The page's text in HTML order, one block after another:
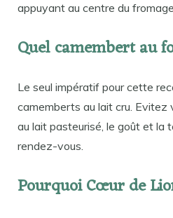
appuyant au centre du
Quel camembert au
Le seul impératif pour cette
camemberts au lait cru.
au lait pasteurisé, le goût et la
rendez-vous.
Pourquoi Cœur de